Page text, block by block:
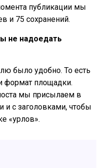
публикации мы
и 75 сохранений.
не надоедать
было удобно. То есть
формат площадки.
мы присылаем в
с заголовками, чтобы
«урлов».